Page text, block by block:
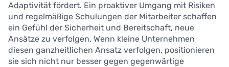
Adaptivität fördert. Ein proaktiver Umgang mit Risiken
und regelmäßige Schulungen der Mitarbeiter schaffen
ein Gefühl der Sicherheit und Bereitschaft, neue
Ansätze zu verfolgen. Wenn kleine Unternehmen
diesen ganzheitlichen Ansatz verfolgen, positionieren
sie sich nicht nur besser gegen gegenwärtige